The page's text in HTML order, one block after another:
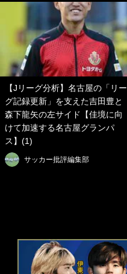
【Jリーグ分析】名古屋の「リー
グ記録更新」を支えた吉田豊と
森下龍矢の左サイド【佳境に向
けて加速する名古屋グランパ
ス】(1)
サッカー批評編集部